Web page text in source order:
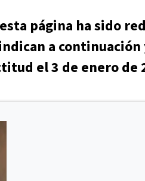
página ha sido
a
el 3 de enero de